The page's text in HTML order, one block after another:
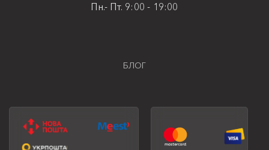
Пн.- Пт. 9:00 - 19:00
БЛОГ